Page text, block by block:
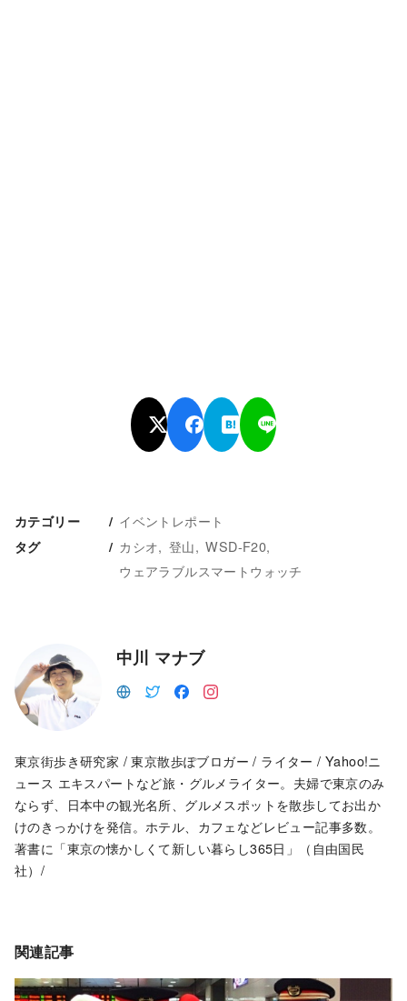
カテゴリー イベントレポート
タグ カシオ 登山
WSD-F20
ウェアラブルスマートウォッチ
中川 マナブ
東京街歩き研究家 / 東京散歩ぽブロガー / ライター / Yahoo!ニ
ュース エキスパートなど旅・グルメライター。夫婦で東京のみ
ならず、日本中の観光名所、グルメスポットを散歩してお出か
けのきっかけを発信。ホテル、カフェなどレビュー記事多数。
著書に「東京の懐かしくて新しい暮らし365日」（自由国民
社）/
関連記事